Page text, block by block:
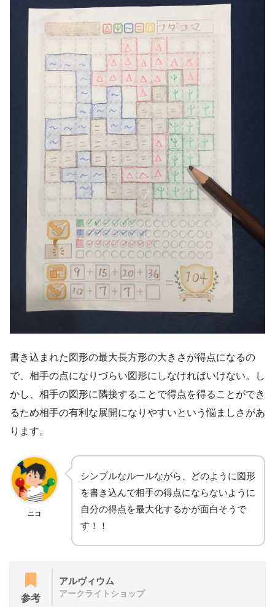
書き込まれた図形の最大長方形の大きさが得点になるの
で、相手の点になりづらい図形にしなければいけない。し
かし、相手の図形に隣接することで得点を得ることができ
るため相手の有利な展開になりやすいという悩ましさがあ
ります。
ニコ
シンプルなルールながら、どのように図形
を書き込んで相手の得点にならないように
自分の得点を最大化するかが面白そうで
す！！
参考
アルヴィウム
アークライトショップ